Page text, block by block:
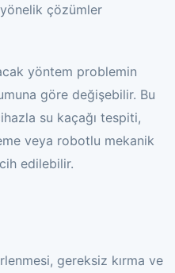
çözümler
yöntem problemin
göre değişebilir. Bu
su kaçağı tespiti,
veya robotlu mekanik
edilebilir.
gereksiz kırma ve